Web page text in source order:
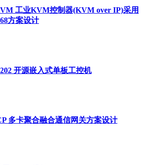
工业KVM控制器(KVM over IP)采用
方案设计
开源嵌入式单板工控机
多卡聚合融合通信网关方案设计